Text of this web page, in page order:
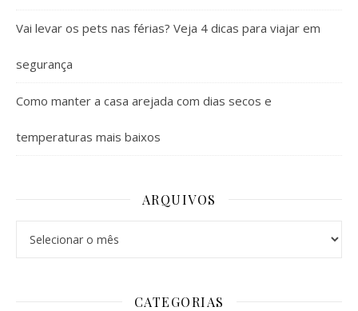
Vai levar os pets nas férias? Veja 4 dicas para viajar em
segurança
Como manter a casa arejada com dias secos e
temperaturas mais baixos
ARQUIVOS
CATEGORIAS